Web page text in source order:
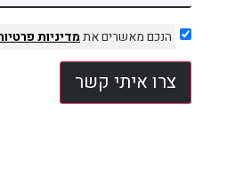
הנכם מאשרים אתמדיניות
צרו איתי קשר